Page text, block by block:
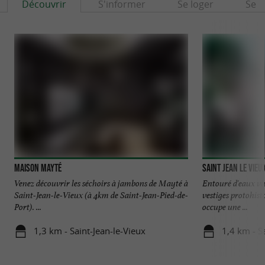
Découvrir S'informer Se loger Se
Maison Mayté
Venez découvrir les séchoirs à jambons de Mayté à
Saint-Jean-le-Vieux (à 4km de Saint-Jean-Pied-de-
Port). ...
1,3 km - Saint-Jean-le-Vieux
Saint Jean le
Entouré d'eaux
vestiges
occupe une ...
1,4 km -